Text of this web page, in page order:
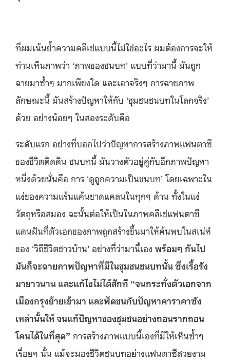
ที่ผมเน้นย้ำความคลีเช่แบบนี้ไม่ใช่อะไร ผมต้องการจะให้
ท่านเห็นภาพว่า ‘ภาพของชนบท’ แบบที่ว่ามานี้ มันถูก
ฉายมาซ้ำๆ มากเพียงใด และเอาจริงๆ การฉายภาพ
ลักษณะนี้ มันสร้างปัญหาให้กับ ‘ชุมชนชนบทในโลกจริง’
ด้วย อย่างน้อยๆ ในสองระดับคือ
ระดับแรก อย่างที่บอกไปว่าปัญหาการสร้างภาพแฟนตาซี
ของชีวิตติดดิน ชนบทนี้ มันวางตัวอยู่คู่กับอีกภาพปัญหา
หนึ่งด้วยนั่นคือ การ ‘ดูถูกความเป็นชนบท’ โดยเฉพาะใน
แง่ของความแร้นแค้นขาดแคลนในทุกๆ ด้าน ทั้งในแง่
วัตถุหรือสมอง ฉะนั้นต่อให้เป็นในภาพคลีเช่แฟนตาซี
แดนฝันที่ตัวเอกของภาพถูกสร้างขึ้นมาให้ค้นพบในสเน่ห์
ของ ‘วิถีชีวิตชาวบ้าน’ อย่างที่ว่ามานี้เอง พร้อมๆ กันไป
มันก็จะฉายภาพปัญหาที่มีในชุมชนชนบทนั้น ซึ่งเรื้อรัง
มายาวนาน และแก้ไขไม่ได้สักที “จนกระทั่งตัวเอกจาก
เมืองกรุงย้ายเข้ามา และฟัดชนกับปัญหาคาราคาซัง
เหล่านั้นให้ จนแก้ปัญหาของชุมชนอย่างถอนรากถอน
โคนได้ในที่สุด” การสร้างภาพแบบนี้เองที่มีให้เห็นซ้ำๆ
เรื่อยๆ นั้น แม้จะมองชีวิตชนบทอย่างแฟนตาซีสวยงาม